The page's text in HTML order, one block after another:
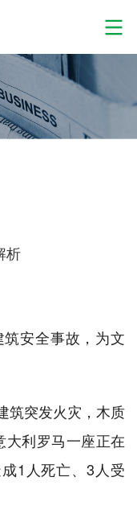
析
安全事故，为文
筑突发火灾，木质
利罗马一座正在
1人死亡、3人受